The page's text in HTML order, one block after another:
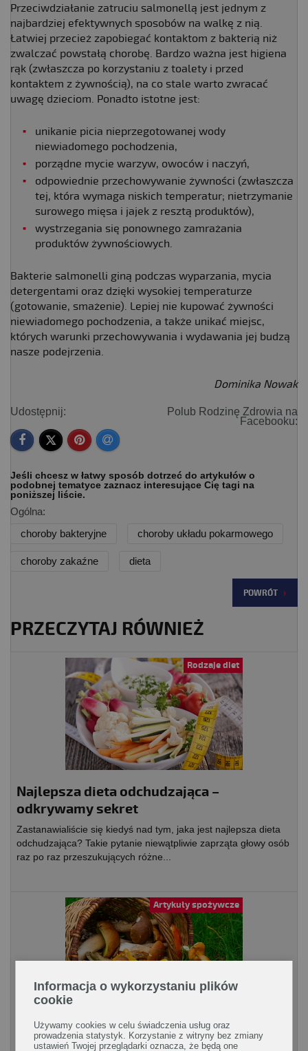
Przeciwdziałanie zatruciu salmonellą jest jednym z
najbardziej efektywnych sposobów na walkę z nią.
Łatwiej przecież zapobiegać kontaktom z bakterią niż
zwalczać powstałą chorobę. Bardzo ważna jest higiena
rąk (zwłaszcza po korzystaniu z toalety i przed
kontaktem z żywnością), na co stale warto zwracać
uwagę dzieciom. Ponadto istotne jest:
unikanie picia nieprzegotowanej wody
niewiadomego pochodzenia,
porządne mycie warzyw, owoców i naczyń,
odpowiednie przechowywanie żywności (zwłaszcza
tej, która wymaga niskich temperatur; nietrzymanie
surowego mięsa i jajek z resztą produktów),
wystrzegania się ponownego zamrażania
produktów żywnościowych.
Bakterie salmonelli giną podczas wyparzania, mycia
detergentami oraz dzięki wysokiej temperaturze
(gotowanie, smażenie). Lepiej nie kupować żywności
niewiadomego pochodzenia, a także unikać miejsc,
których warunki przechowywania i wydawania jej budzą
nasze podejrzenia.
Dominika Nowak
Udostępnij:
Polub Rodzinę Zdrowia na
Facebooku:
Jeśli chcesz w łatwy sposób dotrzeć do artykułów o
podobnej tematyce zaznacz interesujące Cię tagi na
poniższej liście.
Ogólna:
choroby bakteryjne
choroby układu pokarmowego
choroby zakaźne dieta
POWRÓT
PRZECZYTAJ RÓWNIEŻ
Rodzaje diet
Najlepsza dieta odchudzająca –
odkrywamy sekret
Zastanawialiście się kiedyś nad tym, jaka jest najlepsza dieta
odchudzająca? Takie pytanie niewątpliwie zaprząta głowy osób
raz po raz przeszukujących różne...
Artykuły spożywcze
Grzyby – skarby jesieni
Informacja o wykorzystaniu plików
cookie
Używamy cookies w celu świadczenia usług oraz
prowadzenia statystyk. Korzystanie z witryny bez zmiany
ustawień Twojej przeglądarki oznacza, że będą one